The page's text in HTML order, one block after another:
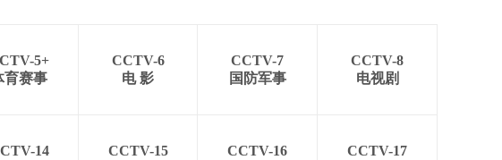
5+
育赛事
CCTV-6
电 影
CCTV-7
国防军事
CCTV-8
电视剧
14
CCTV-15
CCTV-16
CCTV-17